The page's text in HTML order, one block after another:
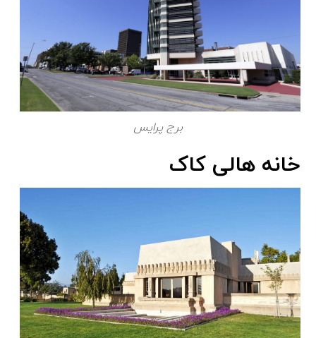
برج پرایس
خانه هالی کاک